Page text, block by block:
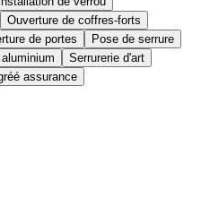
Ouverture de coffres-forts
de portes
Pose de serrure
Serrurerie d'art
assurance